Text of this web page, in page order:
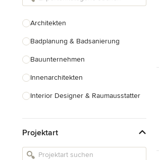
Architekten
Badplanung & Badsanierung
Bauunternehmen
Innenarchitekten
Interior Designer & Raumausstatter
Landschaftsarchitekten
Armaturen & Sanitärbedarf
Projektart